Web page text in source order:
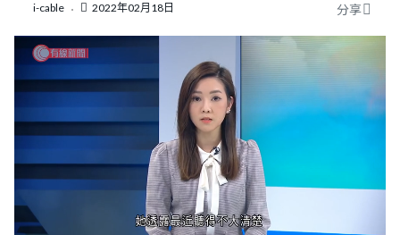
i-cable 2022年02月18日 分享
L